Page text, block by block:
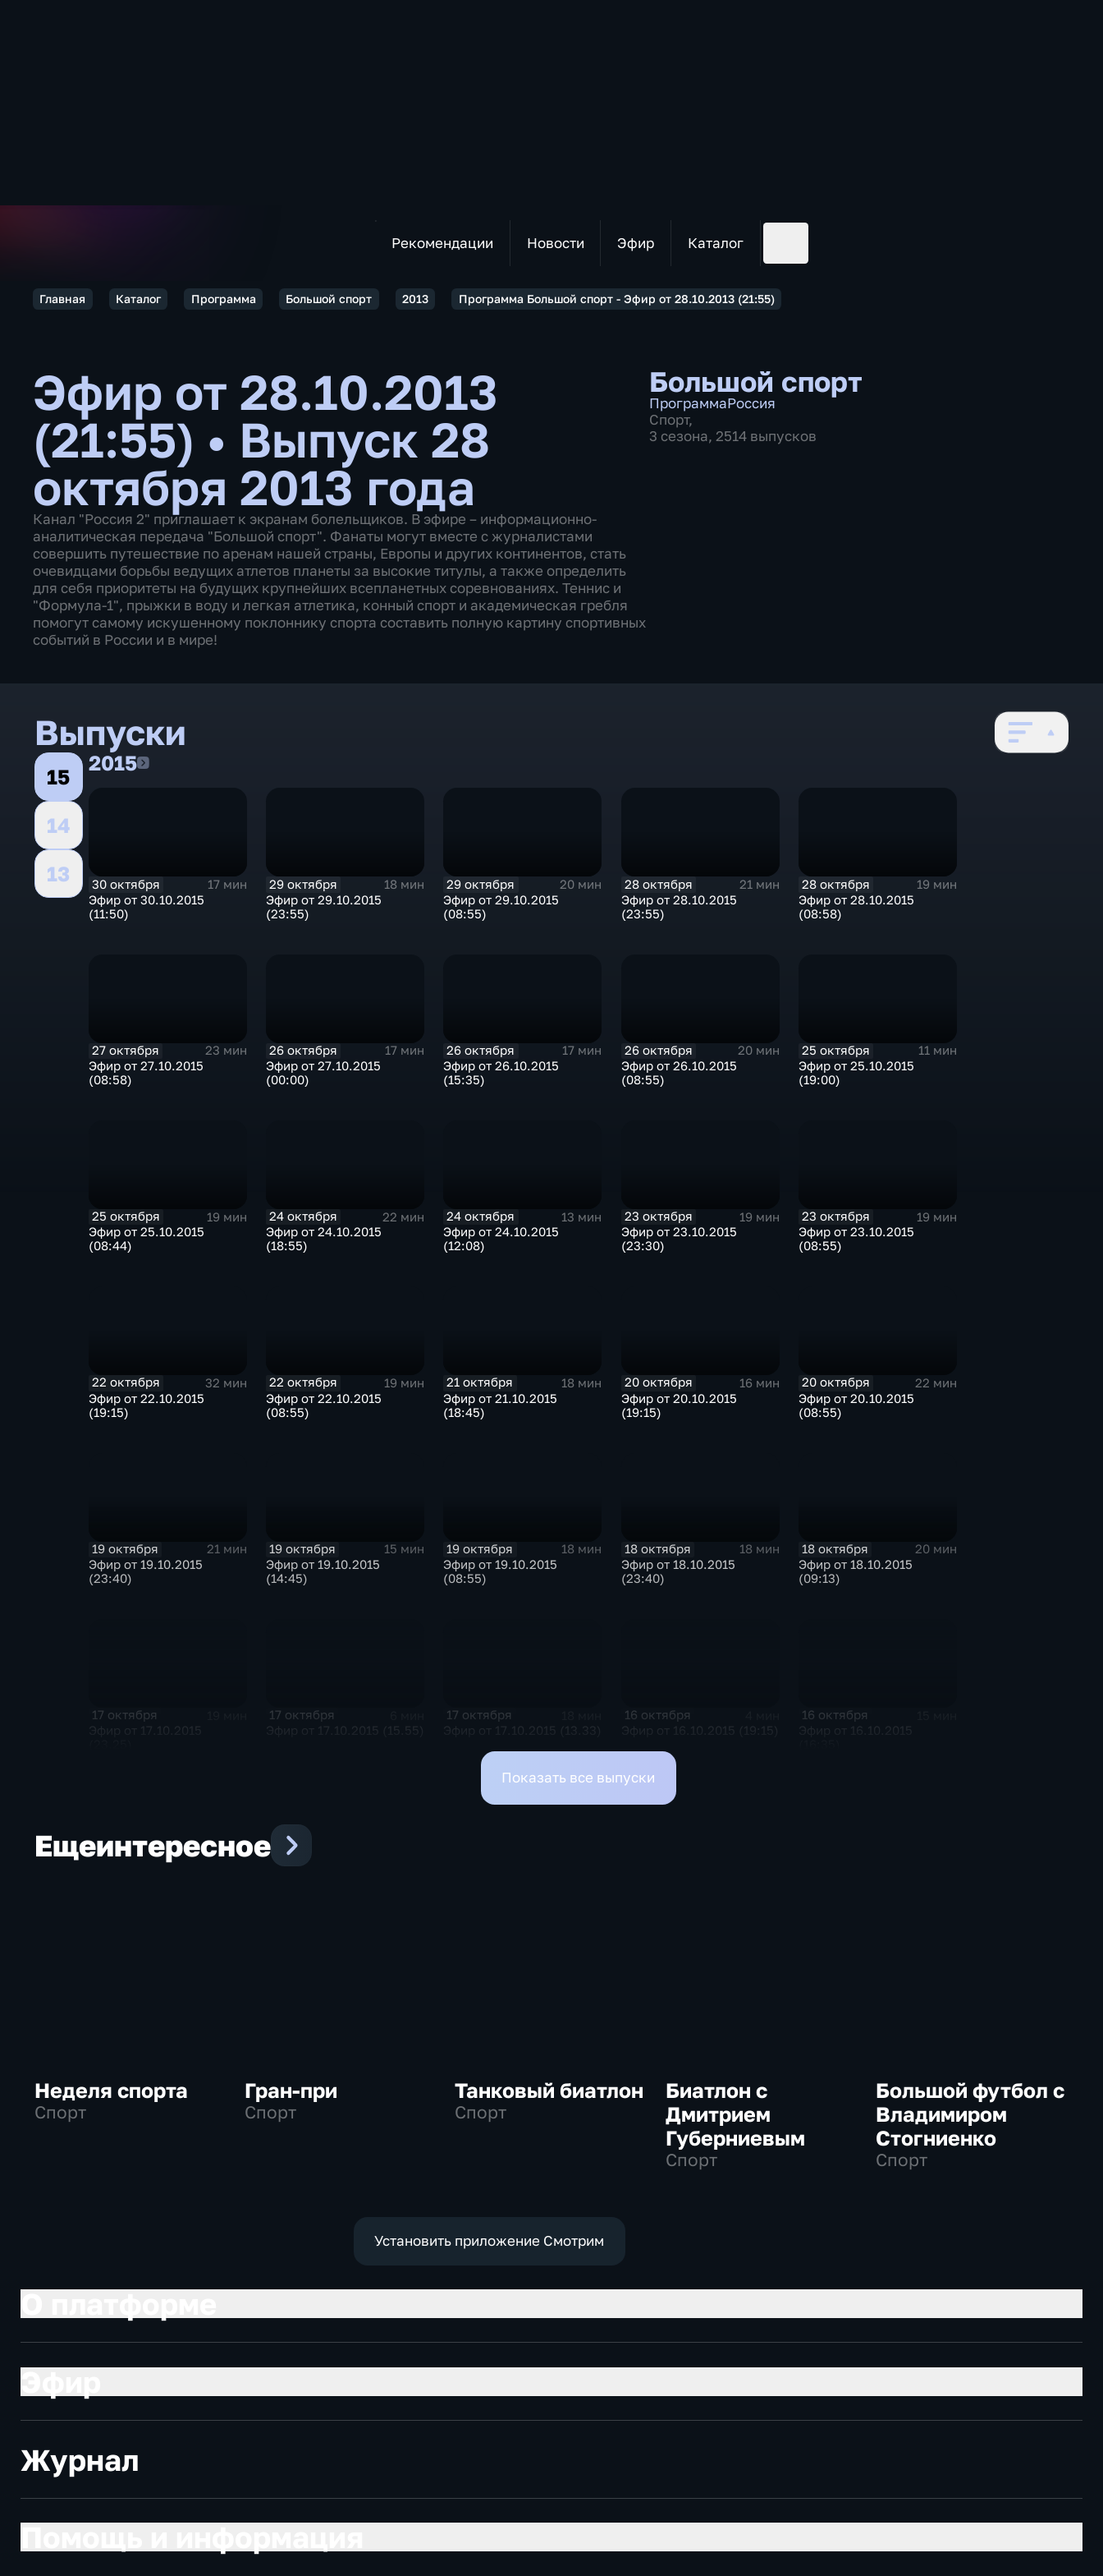
Рекомендации Новости Эфир Каталог
Главная Каталог Программа Большой спорт 2013 Программа Большой спорт - Эфир от 28.10.2013 (21:55)
Эфир от 28.10.2013
(21:55) • Выпуск 28
октября 2013 года
Канал "Россия 2" приглашает к экранам болельщиков. В эфире – информационно-
аналитическая передача "Большой спорт". Фанаты могут вместе с журналистами
совершить путешествие по аренам нашей страны, Европы и других континентов, стать
очевидцами борьбы ведущих атлетов планеты за высокие титулы, а также определить
для себя приоритеты на будущих крупнейших всепланетных соревнованиях. Теннис и
"Формула-1", прыжки в воду и легкая атлетика, конный спорт и академическая гребля
помогут самому искушенному поклоннику спорта составить полную картину спортивных
событий в России и в мире!
Большой спорт
ПрограммаРоссия
Спорт,
3 сезона, 2514 выпусков
Выпуски
15
14
13
20152015
30 октября
17 мин
Эфир от 30.10.2015
(11:50)
29 октября
18 мин
Эфир от 29.10.2015
(23:55)
29 октября
20 мин
Эфир от 29.10.2015
(08:55)
28 октября
21 мин
Эфир от 28.10.2015
(23:55)
28 октября
19 мин
Эфир от 28.10.2015
(08:58)
27 октября
23 мин
Эфир от 27.10.2015
(08:58)
26 октября
17 мин
Эфир от 27.10.2015
(00:00)
26 октября
17 мин
Эфир от 26.10.2015
(15:35)
26 октября
20 мин
Эфир от 26.10.2015
(08:55)
25 октября
11 мин
Эфир от 25.10.2015
(19:00)
25 октября
19 мин
Эфир от 25.10.2015
(08:44)
24 октября
22 мин
Эфир от 24.10.2015
(18:55)
24 октября
13 мин
Эфир от 24.10.2015
(12:08)
23 октября
19 мин
Эфир от 23.10.2015
(23:30)
23 октября
19 мин
Эфир от 23.10.2015
(08:55)
22 октября
32 мин
Эфир от 22.10.2015
(19:15)
22 октября
19 мин
Эфир от 22.10.2015
(08:55)
21 октября
18 мин
Эфир от 21.10.2015
(18:45)
20 октября
16 мин
Эфир от 20.10.2015
(19:15)
20 октября
22 мин
Эфир от 20.10.2015
(08:55)
19 октября
21 мин
Эфир от 19.10.2015
(23:40)
19 октября
15 мин
Эфир от 19.10.2015
(14:45)
19 октября
18 мин
Эфир от 19.10.2015
(08:55)
18 октября
18 мин
Эфир от 18.10.2015
(23:40)
18 октября
20 мин
Эфир от 18.10.2015
(09:13)
17 октября 17 октября 17 октября 16 октября 16 октября
Показать все выпуски
Ещеинтересное
Неделя спорта
Спорт
Гран-при
Спорт
Танковый биатлон
Спорт
Биатлон с
Дмитрием
Губерниевым
Спорт
Большой футбол с
Владимиром
Стогниенко
Спорт
Установить приложение Смотрим
Журнал